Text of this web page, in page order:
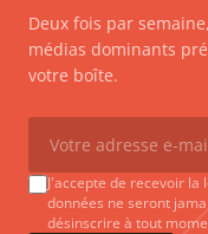
Deux fois par
médias dominants
votre boîte.
J'accepte de recevoir
données ne seront
désinscrire à tout